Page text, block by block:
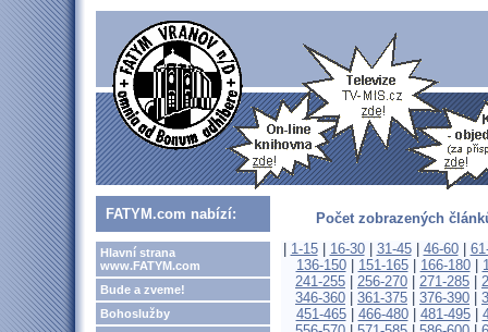
FATYM.com nabízí:
Hlavní strana
www.FATYM.com
Bude a zveme!
Bohoslužby
Počet zobrazených
1-15| 16-30| 31-45| 46-60|
136-150| 151-165| 166-180|
241-255
256-270 271-285
346-360
361-375 376-390
451-465| 466-480| 481-495|